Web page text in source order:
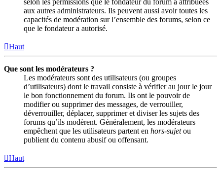
aux autres administrateurs. Ils peuvent aussi avoir toutes les
capacités de modération sur l’ensemble des forums, selon ce
que le fondateur a autorisé.
Haut
Que sont les modérateurs ?
Les modérateurs sont des utilisateurs (ou groupes
d’utilisateurs) dont le travail consiste à vérifier au jour le jour
le bon fonctionnement du forum. Ils ont le pouvoir de
modifier ou supprimer des messages, de verrouiller,
déverrouiller, déplacer, supprimer et diviser les sujets des
forums qu’ils modèrent. Généralement, les modérateurs
empêchent que les utilisateurs partent en hors-sujetou
publient du contenu abusif ou offensant.
Haut